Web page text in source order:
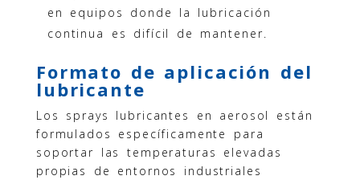
en equipos donde la lubricación
continua es difícil de mantener.
Formato de aplicación del
lubricante
Los sprays lubricantes en aerosol están
formulados específicamente para
soportar las temperaturas elevadas
propias de entornos industriales